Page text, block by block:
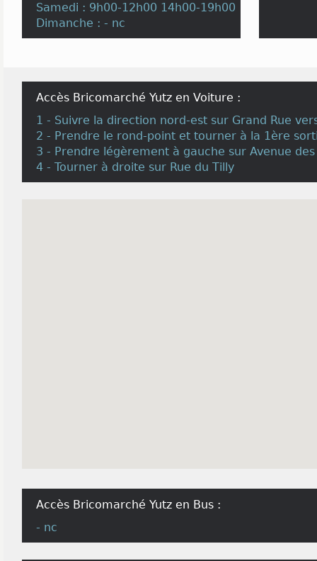
Samedi : 9h00-12h00 14h00-19h00
Dimanche : - nc
Accès Bricomarché Yutz en Voiture :
1 - Suivre la direction nord-est sur Grand Rue
2 - Prendre le rond-point et tourner à la 1ère
3 - Prendre légèrement à gauche sur Avenue
4 - Tourner à droite sur Rue du Tilly
Accès Bricomarché Yutz en Bus :
- nc